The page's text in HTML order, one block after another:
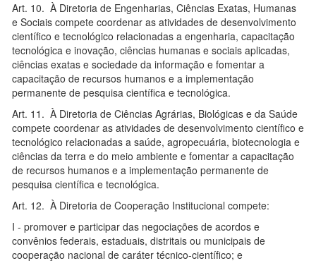
Art. 10. À Diretoria de Engenharias, Ciências Exatas, Humanas
e Sociais compete coordenar as atividades de desenvolvimento
científico e tecnológico relacionadas a engenharia, capacitação
tecnológica e inovação, ciências humanas e sociais aplicadas,
ciências exatas e sociedade da informação e fomentar a
capacitação de recursos humanos e a implementação
permanente de pesquisa científica e tecnológica.
Art. 11. À Diretoria de Ciências Agrárias, Biológicas e da Saúde
compete coordenar as atividades de desenvolvimento científico e
tecnológico relacionadas a saúde, agropecuária, biotecnologia e
ciências da terra e do meio ambiente e fomentar a capacitação
de recursos humanos e a implementação permanente de
pesquisa científica e tecnológica.
Art. 12. À Diretoria de Cooperação Institucional compete:
I - promover e participar das negociações de acordos e
convênios federais, estaduais, distritais ou municipais de
cooperação nacional de caráter técnico-científico; e